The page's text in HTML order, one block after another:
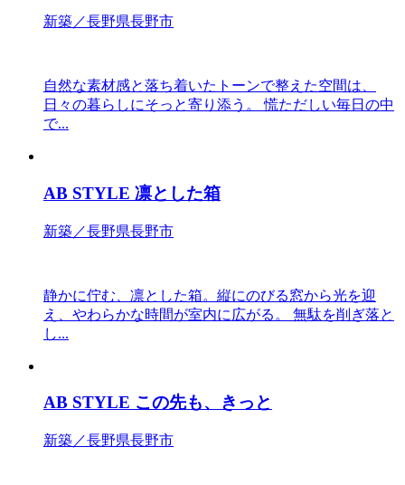
新築／長野県長野市
自然な素材感と落ち着いたトーンで整えた空間は、
日々の暮らしにそっと寄り添う。 慌ただしい毎日の中
で...
AB STYLE 凛とした箱
新築／長野県長野市
静かに佇む、凛とした箱。縦にのびる窓から光を迎
え、やわらかな時間が室内に広がる。 無駄を削ぎ落と
し...
AB STYLE この先も、きっと
新築／長野県長野市